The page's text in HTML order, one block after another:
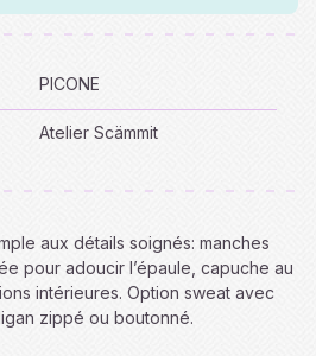
PICONE
Atelier Scämmit
aux détails soignés: manches
pour adoucir l’épaule, capuche au
intérieures. Option sweat avec
zippé ou boutonné.